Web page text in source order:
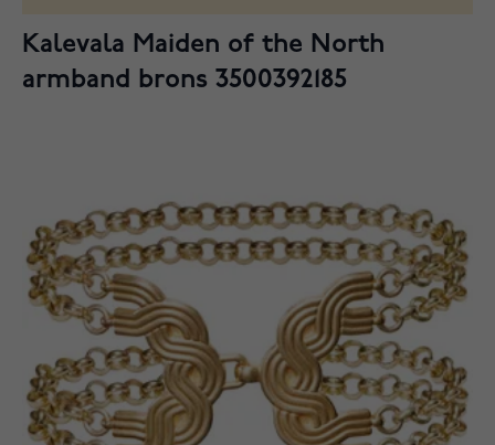
Kalevala Maiden of the North
armband brons 3500392185